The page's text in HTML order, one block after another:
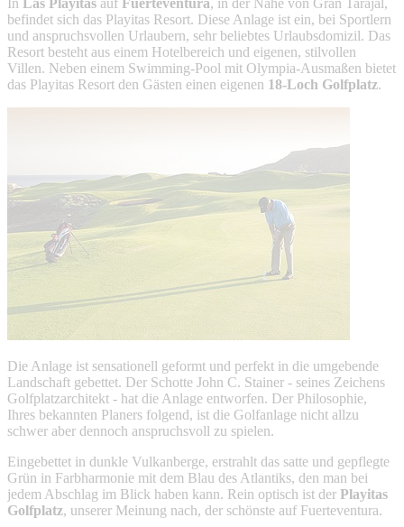
befindet sich das Playitas Resort. Diese Anlage ist ein, bei Sportlern
und anspruchsvollen Urlaubern, sehr beliebtes Urlaubsdomizil. Das
Resort besteht aus einem Hotelbereich und eigenen, stilvollen
Villen. Neben einem Swimming-Pool mit Olympia-Ausmaßen bietet
das Playitas Resort den Gästen einen eigenen 18-Loch Golfplatz.
Die Anlage ist sensationell geformt und perfekt in die umgebende
Landschaft gebettet. Der Schotte John C. Stainer - seines Zeichens
Golfplatzarchitekt - hat die Anlage entworfen. Der Philosophie,
Ihres bekannten Planers folgend, ist die Golfanlage nicht allzu
schwer aber dennoch anspruchsvoll zu spielen.
Eingebettet in dunkle Vulkanberge, erstrahlt das satte und gepflegte
Grün in Farbharmonie mit dem Blau des Atlantiks, den man bei
jedem Abschlag im Blick haben kann. Rein optisch ist der Playitas
Golfplatz, unserer Meinung nach, der schönste auf Fuerteventura.